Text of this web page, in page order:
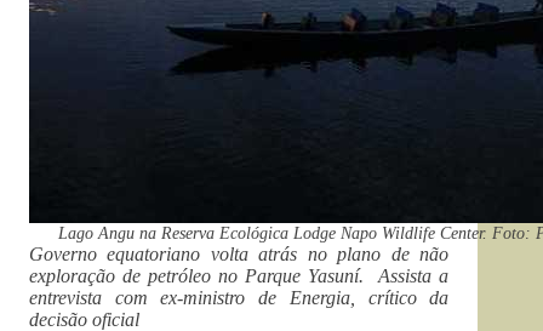
Lago Angu na Reserva Ecológica Lodge Napo Wildlife Center. Foto:
Governo equatoriano volta atrás no plano de não
exploração de petróleo no Parque Yasuní. Assista a
entrevista com ex-ministro de Energia, crítico da
decisão oficial